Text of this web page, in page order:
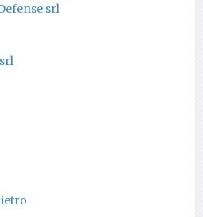
srl